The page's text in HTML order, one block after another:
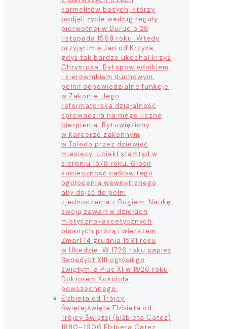
karmelitów bosych, którzy
podjęli życie według reguły
pierwotnej w Duruelo 28
listopada 1568 roku. Wtedy
przyjął imię Jan od Krzyża,
gdyż tak bardzo ukochał krzyż
Chrystusa. Był spowiednikiem
i kierownikiem duchowym,
pełnił odpowiedzialne funkcje
w Zakonie. Jego
reformatorska działalność
sprowadziła na niego liczne
cierpienia. Był uwięziony
w karcerze zakonnym
w Toledo przez dziewięć
miesięcy. Uciekł stamtąd w
sierpniu 1578 roku. Głosił
konieczność całkowitego
ogołocenia wewnętrznego,
aby dojść do pełni
zjednoczenia z Bogiem. Naukę
swoją zawarł w dziełach
mistyczno-ascetycznych
pisanych prozą i wierszem.
Zmarł 14 grudnia 1591 roku
w Ubedzie. W 1726 roku papież
Benedykt XIII ogłosił go
świętym, a Pius XI w 1926 roku
Doktorem Kościoła
powszechnego.
Elżbieta od Trójcy
Świętejświęta Elżbieta od
Trójcy Świętej (Elżbieta Catez)
1880–1906 Elżbieta Catez